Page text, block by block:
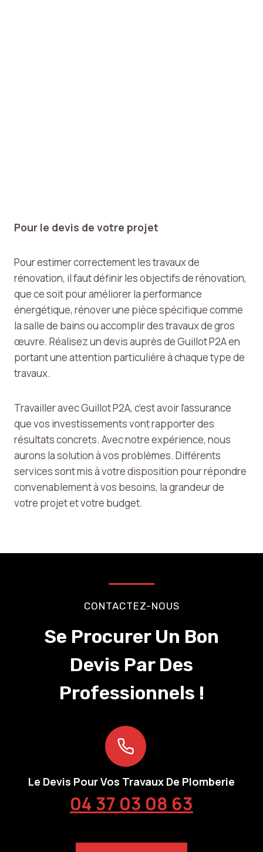
Pour le devis de votre projet
Pour estimer correctement les travaux de
rénovation, il faut définir les objectifs de rénovation,
que ce soit pour améliorer la performance
énergétique, rénover une pièce spécifique comme
la salle de bains ou accomplir des travaux de gros
œuvre. Réalisez un devis auprès de Guillot P2A en
portant une attention particulière à chaque type de
travaux.
Travailler avec Guillot P2A, c’est avoir l’assurance
que vos investissements vont rapporter des
résultats concrets. Avec notre expérience, nous
aurons la solution à vos problèmes. Différents
services sont mis à votre disposition pour répondre
convenablement à vos besoins, la grandeur de
votre projet et votre budget.
CONTACTEZ-NOUS
Se Procurer Un Bon
Devis Par Des
Professionnels !
Le Devis Pour Vos Travaux De Plomberie
04 37 03 08 63